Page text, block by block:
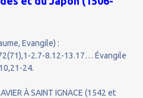
Evangile) :
2.7-8.12-13.17… Évangile
24.
À SAINT IGNACE (1542 et